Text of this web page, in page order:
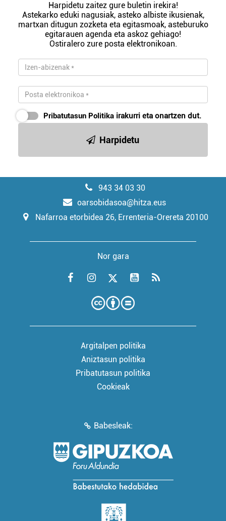
Harpidetu zaitez gure buletin irekira!
Astekarko eduki nagusiak, asteko albiste ikusienak,
martxan ditugun zozketa eta egitasmoak, asteburuko
egitarauen agenda eta askoz gehiago!
Ostiralero zure posta elektronikoan.
Pribatutasun Politika irakurri eta onartzen dut.
Harpidetu
943 34 03 30
oarsobidasoa@hitza.eus
Nafarroa etorbidea 26, Errenteria-Orereta 20100
Nor gara
Argitalpen politika
Aniztasun politika
Pribatutasun politika
Cookieak
Babesleak: